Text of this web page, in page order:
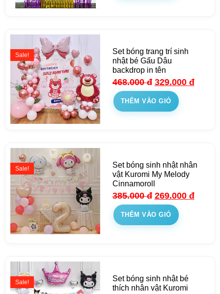
Sale!
Set bóng trang trí sinh
nhật bé Gấu Dâu
backdrop in tên
468.000đ 329.000 đ
THÊM VÀO GIỎ
Sale!
Set bóng sinh nhật nhân
vật Kuromi My Melody
Cinnamoroll
385.000đ 269.000 đ
THÊM VÀO GIỎ
Sale!
Set bóng sinh nhật bé
thích nhân vật Kuromi